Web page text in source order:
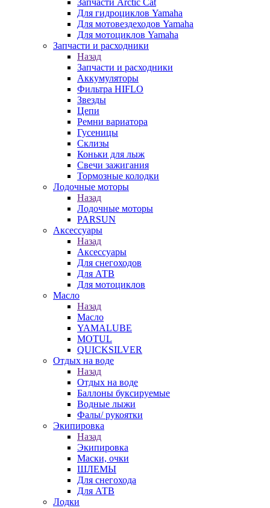
Запчасти Arctic Cat
Для гидроциклов Yamaha
Для мотовездеходов Yamaha
Для мотоциклов Yamaha
Запчасти и расходники
Назад
Запчасти и расходники
Аккумуляторы
Фильтра HIFLO
Звезды
Цепи
Ремни вариатора
Гусеницы
Склизы
Коньки для лыж
Свечи зажигания
Тормозные колодки
Лодочные моторы
Назад
Лодочные моторы
PARSUN
Аксессуары
Назад
Аксессуары
Для снегоходов
Для АТВ
Для мотоциклов
Масло
Назад
Масло
YAMALUBE
MOTUL
QUICKSILVER
Отдых на воде
Назад
Отдых на воде
Баллоны буксируемые
Водные лыжи
Фалы/ рукоятки
Экипировка
Назад
Экипировка
Маски, очки
ШЛЕМЫ
Для снегохода
Для АТВ
Лодки